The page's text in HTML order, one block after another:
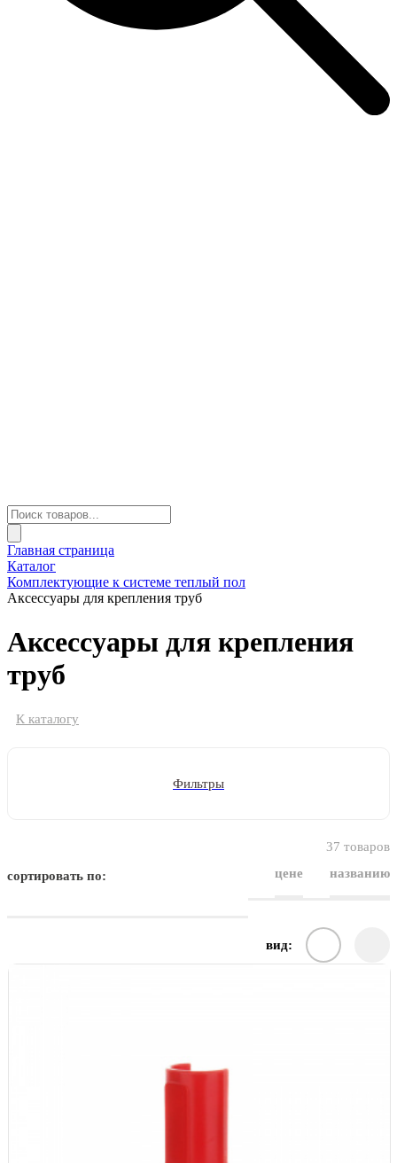
Главная страница
Каталог
Комплектующие к системе теплый пол
Аксессуары для крепления труб
Аксессуары для крепления
труб
К каталогу
Фильтры
37 товаров
сортировать по: цене названию
вид: